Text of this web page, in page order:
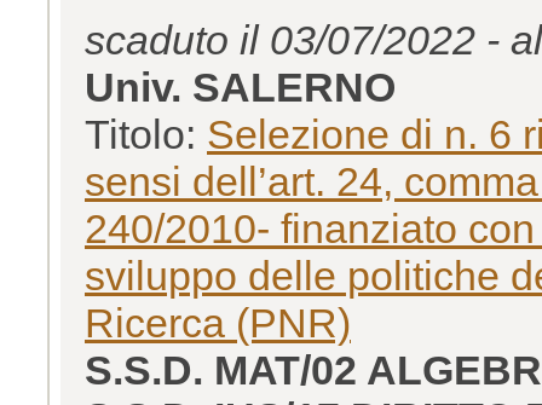
scaduto il 03/07/2022 -
Univ. SALERNO
Titolo: Selezione di n. 6
sensi dell’art. 24,
240/2010- finanziato
sviluppo delle politiche
Ricerca (PNR)
S.S.D. MAT/02